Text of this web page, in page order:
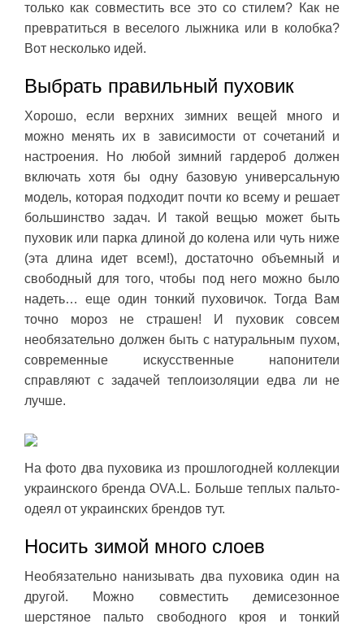
только как совместить все это со стилем? Как не
превратиться в веселого лыжника или в колобка?
Вот несколько идей.
Выбрать правильный пуховик
Хорошо, если верхних зимних вещей много и
можно менять их в зависимости от сочетаний и
настроения. Но любой зимний гардероб должен
включать хотя бы одну базовую универсальную
модель, которая подходит почти ко всему и решает
большинство задач. И такой вещью может быть
пуховик или парка длиной до колена или чуть ниже
(эта длина идет всем!), достаточно объемный и
свободный для того, чтобы под него можно было
надеть… еще один тонкий пуховичок. Тогда Вам
точно мороз не страшен! И пуховик совсем
необязательно должен быть с натуральным пухом,
современные искусственные напонители
справляют с задачей теплоизоляции едва ли не
лучше.
На фото два пуховика из прошлогодней коллекции
украинского бренда OVA.L. Больше теплых пальто-
одеял от украинских брендов тут.
Носить зимой много слоев
Необязательно нанизывать два пуховика один на
другой. Можно совместить демисезонное
шерстяное пальто свободного кроя и тонкий